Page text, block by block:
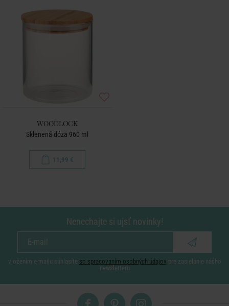
WOODLOCK
Sklenená dóza 960 ml
11,99 €
Nenechajte si ujsť novinky!
vložením e-mailu súhlasíte so spracovaním osobných údajov pre zasielanie nášho
newsletteru